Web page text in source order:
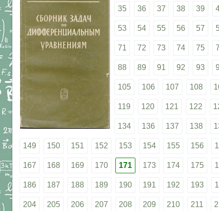
35 36 37 38 39
53 54 55 56 57
71 72 73 74 75
88 89 91 92 93
105 106 107 108
119 120 121 122
134 136 137 138
149 150 151 152 153 154 155 156
167 168 169 170 171 173 174 175
186 187 188 189 190 191 192 193
204 205 206 207 208 209 210 211